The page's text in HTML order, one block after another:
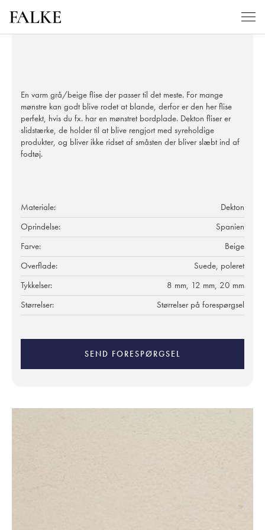
En varm grå/beige flise der passer til det meste. For mange
mønstre kan godt blive rodet at blande, derfor er den her flise
perfekt, hvis du fx. har en mønstret bordplade. Dekton fliser er
slidstærke, de holder til at blive rengjort med syreholdige
produkter, og bliver ikke ridset af småsten der bliver slæbt ind af
fodtøj.
Materiale:
Dekton
Oprindelse:
Spanien
Farve:
Beige
Overflade:
Suede, poleret
Tykkelser:
8 mm, 12 mm, 20 mm
Størrelser:
Størrelser på forespørgsel
SEND FORESPØRGSEL